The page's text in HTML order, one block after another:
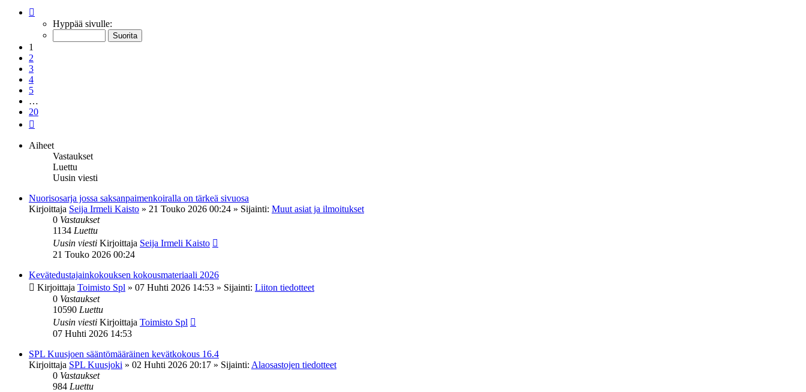
20 Hyppää sivulle:
1
2
3
4
5
…
20
Aiheet
Vastaukset
Luettu
Uusin viesti
Nuorisosarja jossa saksanpaimenkoiralla on tärkeä sivuosa
Kirjoittaja Seija Irmeli Kaisto » 21 Touko 2026 00:24 » Sijainti: Muut asiat ja ilmoitukset
0 Vastaukset
1134 Luettu
Uusin viesti Kirjoittaja Seija Irmeli Kaisto
21 Touko 2026 00:24
Kevätedustajainkokouksen kokousmateriaali 2026
Kirjoittaja Toimisto Spl » 07 Huhti 2026 14:53 » Sijainti: Liiton tiedotteet
0 Vastaukset
10590 Luettu
Uusin viesti Kirjoittaja Toimisto Spl
07 Huhti 2026 14:53
SPL Kuusjoen sääntömääräinen kevätkokous 16.4
Kirjoittaja SPL Kuusjoki » 02 Huhti 2026 20:17 » Sijainti: Alaosastojen tiedotteet
0 Vastaukset
984 Luettu